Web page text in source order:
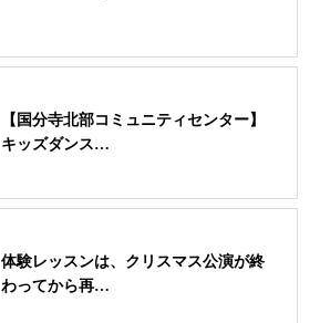
【国分寺北部コミュニティセンター】
キッズダンス…
体験レッスンは、クリスマス公演が終
わってから再…